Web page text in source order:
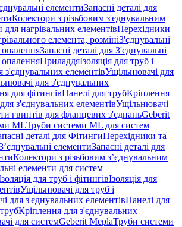
елементиЗапасні деталі для
Колектори з різьбовим з'єднувальним
для нагрівальних елементівПерехідники
елемента, розмініЗ'єднувальні
Запасні деталі для З'єднувальні
ПриладдяІзоляція для труб і
з'єднувальних елементівУщільнювачі для
для з'єднувальних
для фітингівПанелі для трубКріплення
з'єднувальних елементівУщільнювачі
гвинтів для фланцевих з'єднаньGeberit
MLТруби системи ML для систем
деталі для ФітингиПерехідники та
елементиЗапасні деталі для
Колектори з різьбовим з’єднувальним
елементи для систем
для труб і фітингівІзоляція для
Ущільнювачі для труб і
для з'єднувальних елементівПанелі для
Кріплення для з'єднувальних
для системGeberit MeplaТруби системи